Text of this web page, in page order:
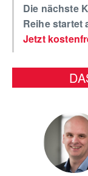
Die nächste
Reihe startet
Jetzt